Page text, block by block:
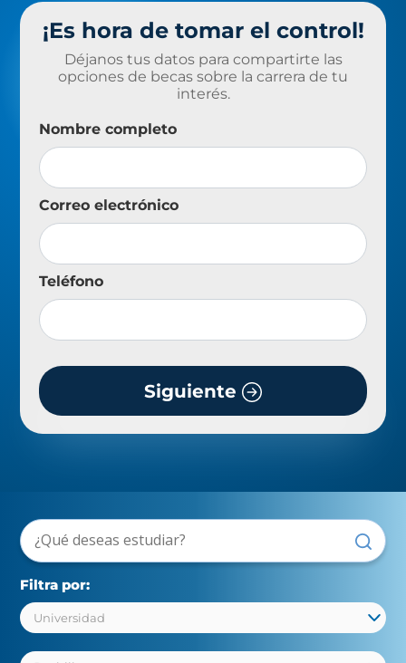
¡Es hora de tomar el control!
Déjanos tus datos para compartirte las
opciones de becas sobre la carrera de tu
interés.
Nombre completo
Correo electrónico
Teléfono
Siguiente
Filtra por: